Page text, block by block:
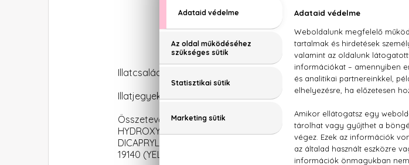
Givenchy Gentlemen
Illatcsalád: Fás-aromás
Illatjegyek: Zöld mandarin, rózsabors, szerecsendió, tömjén, nemes
Összetevők: ALCOHOL, AQUA (WATER), PARFUM (FRAGRANCE),
HYDROXYCITRONELLAL, ALPHA-ISOMETHYL IONONE,
DICAPRYLATE/DICAPRATE, CITRONELLOL, COUMARIN, BHT,
19140 (YELLOW 5), CI 42090 (BLUE 1)